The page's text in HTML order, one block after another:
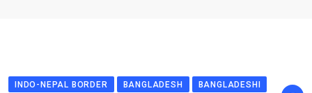
INDO-NEPAL BORDER BANGLADESH
BANGLADESHI